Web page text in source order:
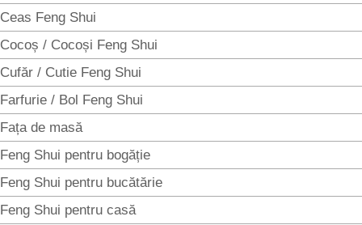
Ceas Feng Shui
Cocoș / Cocoși Feng Shui
Cufăr / Cutie Feng Shui
Farfurie / Bol Feng Shui
Fața de masă
Feng Shui pentru bogăție
Feng Shui pentru bucătărie
Feng Shui pentru casă